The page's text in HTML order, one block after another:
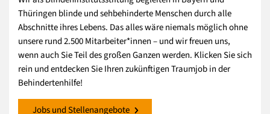
Thüringen blinde und sehbehinderte Menschen durch alle
Abschnitte ihres Lebens. Das alles wäre niemals möglich ohne
unsere rund 2.500 Mitarbeiter*innen – und wir freuen uns,
wenn auch Sie Teil des großen Ganzen werden. Klicken Sie sich
rein und entdecken Sie Ihren zukünftigen Traumjob in der
Behindertenhilfe!
Jobs und Stellenangebote